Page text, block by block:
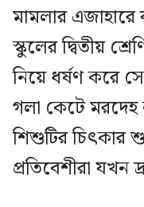
মামলার
স্কুলের দ্বিতীয়
নিয়ে ধর্ষণ করে
গলা কেটে
শিশুটির চিৎকার
প্রতিবেশীরা যখন